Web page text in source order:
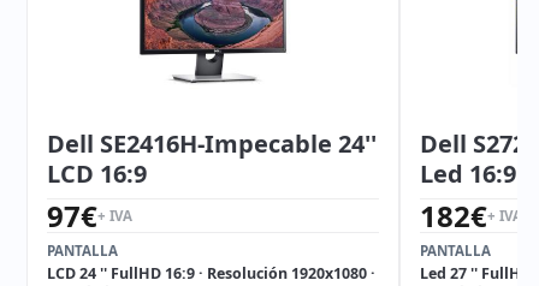
Dell SE2416H-Impecable 24''
LCD 16:9
97€+ IVA
PANTALLA
LCD 24 '' FullHD 16:9 · Resolución 1920x1080 ·
Dell
Led 16:9
182€+ IVA
PANTALLA
Led 27 '' FullHD